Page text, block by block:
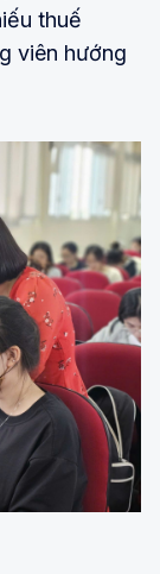
thuế
viên hướng